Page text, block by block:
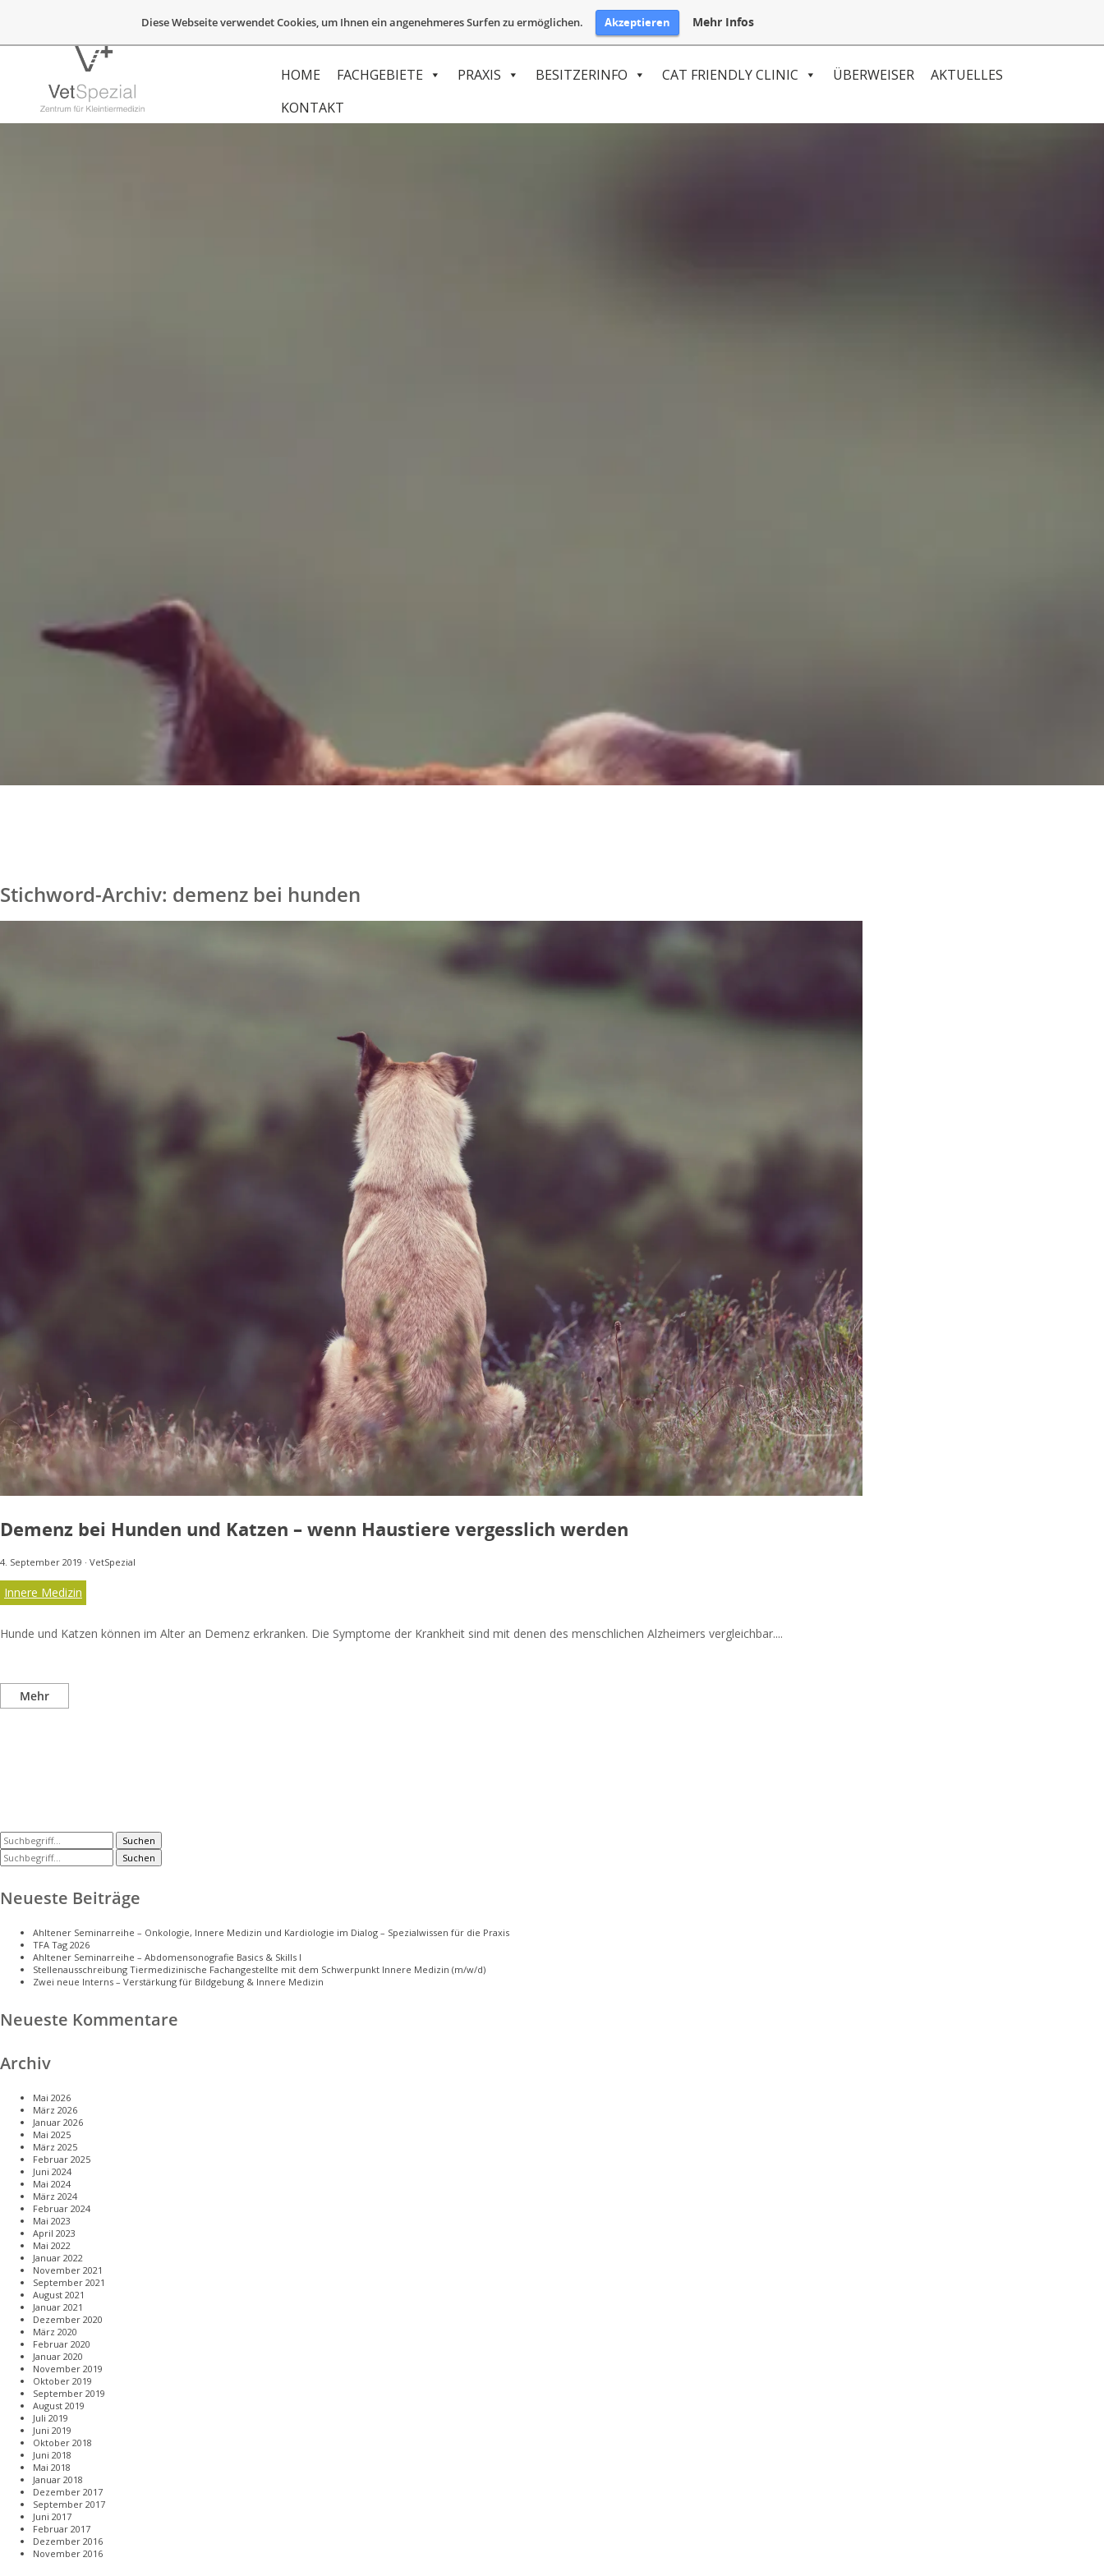
Diese Webseite verwendet Cookies, um Ihnen ein angenehmeres Surfen zu ermöglichen. Akzeptieren Mehr Infos
HOME FACHGEBIETE PRAXIS BESITZERINFO CAT FRIENDLY CLINIC ÜBERWEISER
AKTUELLES
KONTAKT
Stichword-Archiv: demenz bei hunden
Demenz bei Hunden und Katzen – wenn Haustiere vergesslich werden
4. September 2019 · VetSpezial
Innere Medizin
Hunde und Katzen können im Alter an Demenz erkranken. Die Symptome der Krankheit sind mit denen des menschlichen Alzheimers vergleichbar....
Mehr
Suchen
Suchen
Neueste Beiträge
Ahltener Seminarreihe – Onkologie, Innere Medizin und Kardiologie im Dialog – Spezialwissen für die Praxis
TFA Tag 2026
Ahltener Seminarreihe – Abdomensonografie Basics & Skills I
Stellenausschreibung Tiermedizinische Fachangestellte mit dem Schwerpunkt Innere Medizin (m/w/d)
Zwei neue Interns – Verstärkung für Bildgebung & Innere Medizin
Neueste Kommentare
Archiv
Mai 2026
März 2026
Januar 2026
Mai 2025
März 2025
Februar 2025
Juni 2024
Mai 2024
März 2024
Februar 2024
Mai 2023
April 2023
Mai 2022
Januar 2022
November 2021
September 2021
August 2021
Januar 2021
Dezember 2020
März 2020
Februar 2020
Januar 2020
November 2019
Oktober 2019
September 2019
August 2019
Juli 2019
Juni 2019
Oktober 2018
Juni 2018
Mai 2018
Januar 2018
Dezember 2017
September 2017
Juni 2017
Februar 2017
Dezember 2016
November 2016